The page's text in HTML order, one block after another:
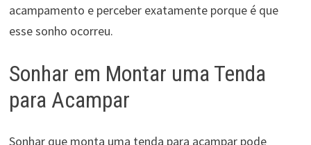
acampamento e perceber exatamente porque é que
esse sonho ocorreu.
Sonhar em Montar uma Tenda
para Acampar
Sonhar que monta uma tenda para acampar pode